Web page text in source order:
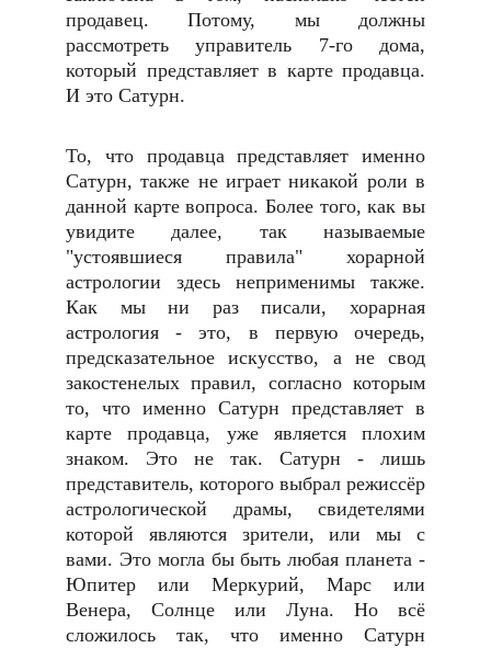
продавец. Потому, мы должны
рассмотреть управитель 7-го дома,
который представляет в карте продавца.
И это Сатурн.
То, что продавца представляет именно
Сатурн, также не играет никакой роли в
данной карте вопроса. Более того, как вы
увидите далее, так называемые
"устоявшиеся правила" хорарной
астрологии здесь неприменимы также.
Как мы ни раз писали, хорарная
астрология - это, в первую очередь,
предсказательное искусство, а не свод
закостенелых правил, согласно которым
то, что именно Сатурн представляет в
карте продавца, уже является плохим
знаком. Это не так. Сатурн - лишь
представитель, которого выбрал режиссёр
астрологической драмы, свидетелями
которой являются зрители, или мы с
вами. Это могла бы быть любая планета -
Юпитер или Меркурий, Марс или
Венера, Солнце или Луна. Но всё
сложилось так, что именно Сатурн